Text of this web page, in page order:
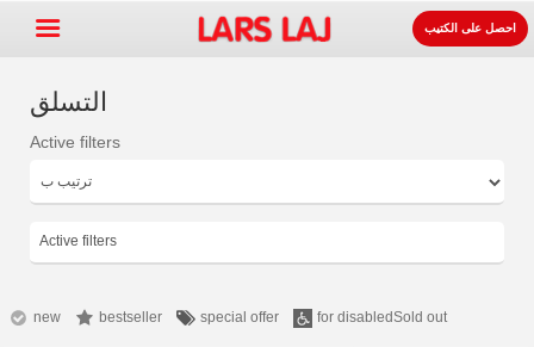
معدات ساحات اللعب
سطح +
احصل على الكتيب
التسلق
Active filters
Active filters
new bestseller special offer for disabledSold out